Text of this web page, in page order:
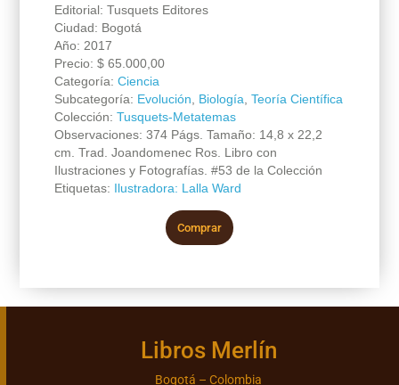
Editorial: Tusquets Editores
Ciudad: Bogotá
Año: 2017
Precio: $65.000,00
Categoría: Ciencia
Subcategoría: Evolución Biología Teoría Científica
Colección: Tusquets-Metatemas
Observaciones: 374 Págs. Tamaño: 14,8 x 22,2
cm. Trad. Joandomenec Ros. Libro con
Ilustraciones y Fotografías. #53 de la Colección
Etiquetas: Ilustradora: Lalla Ward
Comprar
Libros Merlín
Bogotá – Colombia